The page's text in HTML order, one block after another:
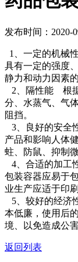
发布时间：2020-
1、一定的机械
具有一定的强度
静力和动力因
2、隔性能 根
分、水蒸气、气
阻挡。
3、良好的安全
产品和影响人体
蛀、防鼠、抑
4、合适的加工
包装容器应易于
业生产应适于
5、较好的经济
本低廉，使用后
境、以免造成公害
返回列表